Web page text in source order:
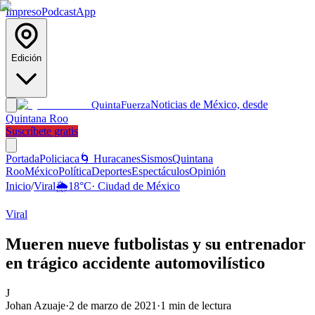
ImpresoPodcastApp
Edición
QuintaFuerzaNoticias de México, desde
Quintana Roo
Suscríbete gratis
PortadaPoliciaca 🌀 HuracanesSismosQuintana
RooMéxicoPolíticaDeportesEspectáculosOpinión
Inicio/Viral🌦️18°C· Ciudad de México
Viral
Mueren nueve futbolistas y su entrenador
en trágico accidente automovilístico
J
Johan Azuaje·2 de marzo de 2021 ·1 min de lectura